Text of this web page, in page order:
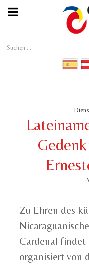
Suchen
Zu Ehren des
Cardenal findet
organisiert von